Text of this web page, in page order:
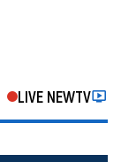
LIVE NEWTV